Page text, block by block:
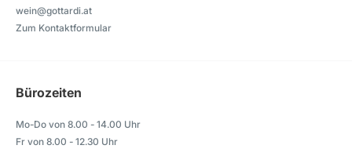
wein@gottardi.at
Zum Kontaktformular
Bürozeiten
Mo-Do von 8.00 - 14.00 Uhr
Fr von 8.00 - 12.30 Uhr